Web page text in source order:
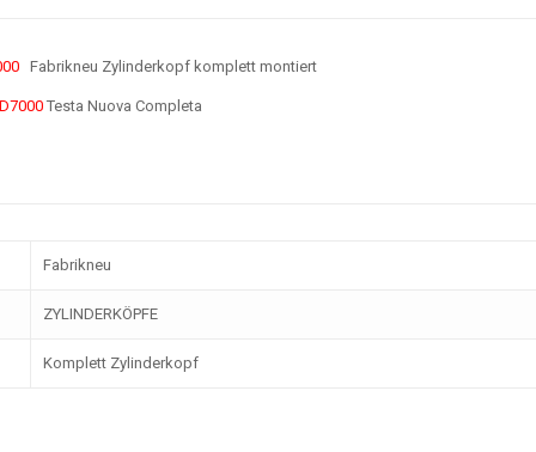
Fabrikneu Zylinderkopf komplett montiert
Testa Nuova Completa
Fabrikneu
ZYLINDERKÖPFE
Komplett Zylinderkopf